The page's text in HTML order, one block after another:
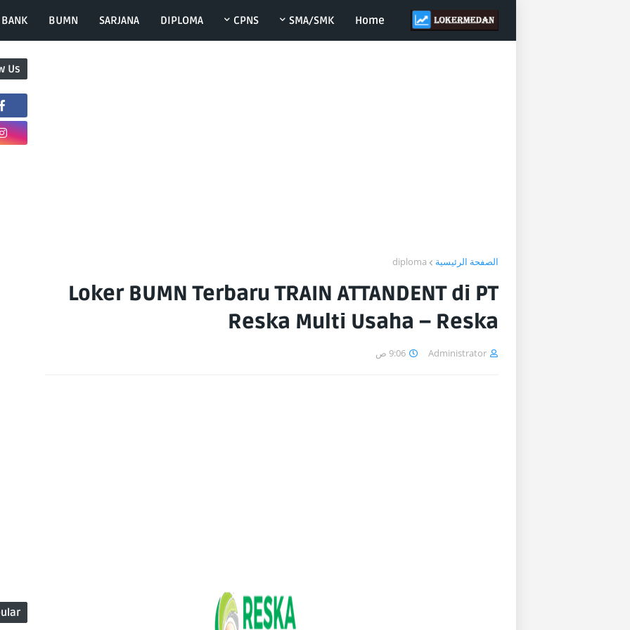
Home
SMA/SMK
CPNS
DIPLOMA
SARJANA
BUMN
BANK
الصفحة الرئيسية diploma
Loker BUMN Terbaru TRAIN ATTANDENT di PT
Reska Multi Usaha – Reska
Administrator 9:06 ص
Us